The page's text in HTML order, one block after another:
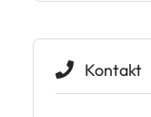
Kontakt